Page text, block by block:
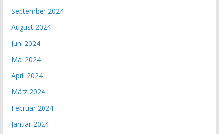
September 2024
August 2024
Juni 2024
Mai 2024
April 2024
März 2024
Februar 2024
Januar 2024